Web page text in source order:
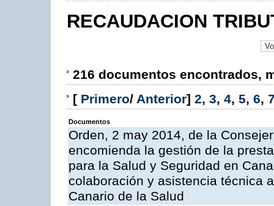
RECAUDACION
216 documentos encontrados,
[ Primero/ Anterior] 2, 3, 4, 5, 6,
Documentos
Orden, 2 may 2014, de la
encomienda la gestión de la
para la Salud y Seguridad en
colaboración y asistencia técnica
Canario de la Salud